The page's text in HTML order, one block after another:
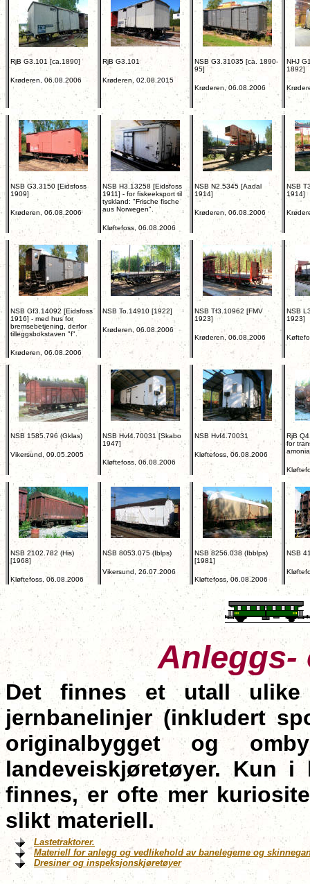
RjB G3.101 [ca.1890]
Krøderen, 06.08.2006
RjB G3.101
Krøderen, 02.08.2015
NSB G3.31035 [ca. 1890-
95]
Krøderen, 06.08.2006
NHJ
1892]
NSB G3.3150 [Eidsfoss
1909]
Krøderen, 06.08.2006
NSB H3.13258 [Eidsfoss
1911] - for fiskeeksport til
tyskland: "Frische fische
aus Norwegen".
Kløftefoss, 06.08.2006
NSB N2.5345 [Aadal
1914]
Krøderen, 06.08.2006
NSB
1914]
NSB Gf3.14092 [Eidsfoss
1916] - med hus for
bremsebetjening, derfor
tilleggsbokstaven "f".
Krøderen, 06.08.2006
NSB To.14910 [1922]
Krøderen, 06.08.2006
NSB Tf3.10962 [FMV
1923]
Krøderen, 06.08.2006
NSB
1923]
NSB 1585.796 (Gklas)
Vikersund, 09.05.2005
NSB Hvf4.70031 [Skabo
1947]
Kløftefoss, 06.08.2006
NSB Hvf4.70031
Kløftefoss, 06.08.2006
RjB
for
NSB 2102.782 (His)
[1968]
Kløftefoss, 06.08.2006
NSB 8053.075 (Iblps)
Vikersund, 26.07.2006
NSB 8256.038 (Ibblps)
[1981]
Kløftefoss, 06.08.2006
NSB
Anleggs-
Det finnes et utall ulike
jernbanelinjer (inkludert
originalbygget og
landeveiskjøretøyer. Kun
finnes, er ofte mer
slikt materiell.
Lastetraktorer.
Materiell for anlegg og vedlikehold av banelegeme og
Dresiner og inspeksjonskjøretøyer